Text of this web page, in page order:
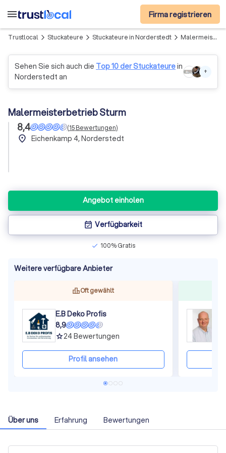
menu Firma registrieren
Trustlocal arrow_forward_ios Stuckateure arrow_forward_ios Stuckateure in Norderstedt arrow_forward_ios Malermeisterbetrieb Sturm
Sehen Sie sich auch die Top 10 der Stuckateurein
Norderstedt an
+
Malermeisterbetrieb Sturm
8,4
(15Bewertungen)
place Eichenkamp 4, Norderstedt
Angebot einholen
event_available Verfügbarkeit
check 100% Gratis
Weitere verfügbare Anbieter
Oft gewählt
E.B Deko Profis
8,9
grade24Bewertungen
Profil ansehen
Über uns Erfahrung Bewertungen